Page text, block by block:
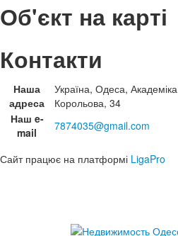
Об'єкт на карті
Контакти
Наша
адреса
Україна, Одеса, Академіка
Корольова, 34
Наш e-
mail
7874035@gmail.com
Сайт працює на платформі LigaPro